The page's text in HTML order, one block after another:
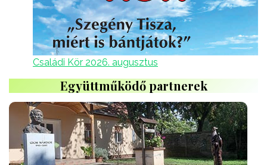
Családi Kör 2026. augusztus
Együttműködő partnerek